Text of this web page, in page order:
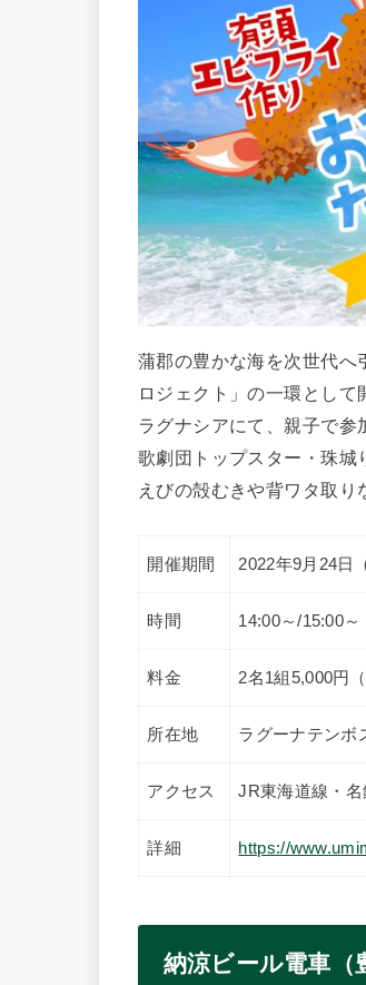
蒲郡の豊かな海を次世代へ
ロジェクト」の一環として
ラグナシアにて、親子で参
歌劇団トップスター・珠城
えびの殻むきや背ワタ取り
開催期間 2022年9月24日
時間 14:00～/15:00～
料金 2名1組5,000円
所在地 ラグーナテンボ
アクセス JR東海道線・
詳細 https://
納涼ビール電車（